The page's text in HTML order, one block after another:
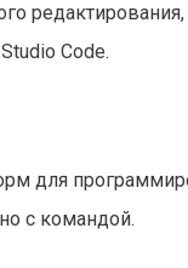
Code.
для
с командой.